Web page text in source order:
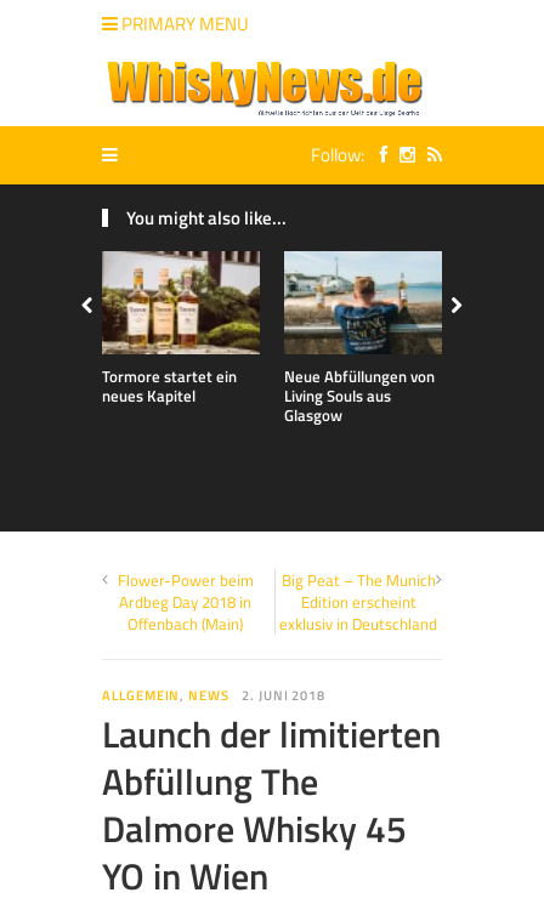
PRIMARY MENU
Follow:
You might also like...
Tormore startet ein
neues Kapitel
Neue Abfüllungen von
Living Souls aus
Glasgow
Flower-Power beim
Ardbeg Day 2018 in
Offenbach (Main)
Big Peat – The Munich
Edition erscheint
exklusiv in Deutschland
ALLGEMEIN,NEWS 2. JUNI 2018
Launch der limitierten
Abfüllung The
Dalmore Whisky 45
YO in Wien